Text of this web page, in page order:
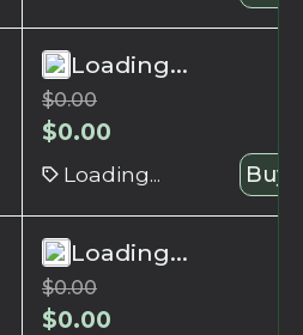
Loading...
$0.00
$0.00
Loading... Buy
Loading...
$0.00
$0.00